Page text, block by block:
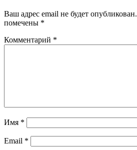
Ваш адрес email не будет опубликован.
помечены *
Комментарий *
Имя *
Email *